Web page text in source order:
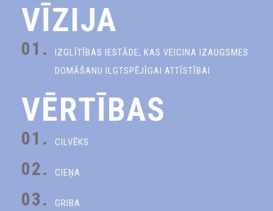
VĪZIJA
01.
IZGLĪTĪBAS IESTĀDE, KAS VEICINA IZAUGSMES
DOMĀŠANU ILGTSPĒJĪGAI ATTĪSTĪBAI
VĒRTĪBAS
01. CILVĒKS
02. CIEŅA
03. GRIBA